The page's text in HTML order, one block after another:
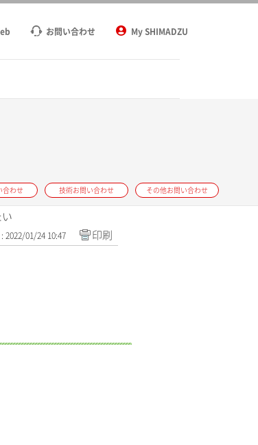
お問い合わせ My SHIMADZU
合わせ 技術お問い合わせ その他お問い合わせ
い
2022/01/24 10:47 印刷